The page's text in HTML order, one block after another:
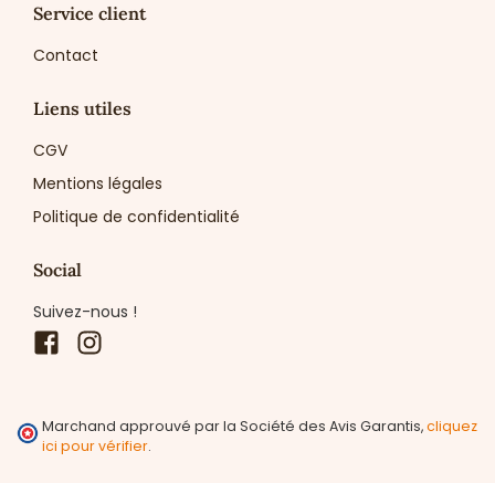
Service client
Contact
Liens utiles
CGV
Mentions légales
Politique de confidentialité
Social
Suivez-nous !
Facebook
Marchand approuvé par la Société des Avis Garantis,cliquez
ici pour vérifier.